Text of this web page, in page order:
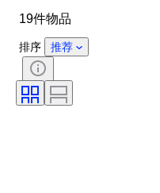
钻石重量
抛光（钻石）
切割等级
19件物品
排序 推荐